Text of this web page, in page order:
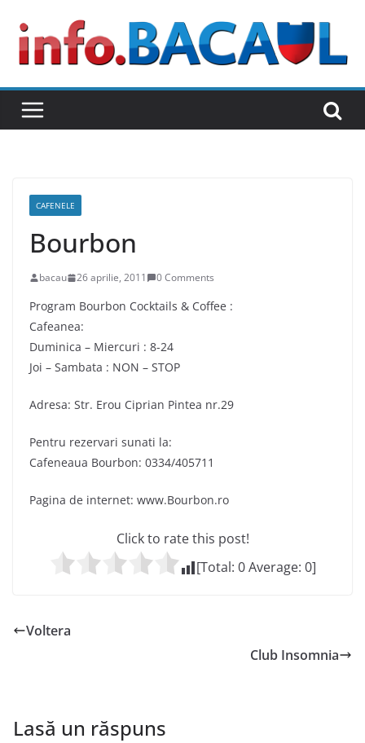
content
CAFENELE
Bourbon
bacau 26 aprilie, 2011 0 Comments
Program Bourbon Cocktails & Coffee :
Cafeanea:
Duminica – Miercuri : 8-24
Joi – Sambata : NON – STOP
Adresa: Str. Erou Ciprian Pintea nr.29
Pentru rezervari sunati la:
Cafeneaua Bourbon: 0334/405711
Pagina de internet: www.Bourbon.ro
Click to rate this post!
[Total: 0Average: 0]
Voltera
Club Insomnia
Lasă un răspuns